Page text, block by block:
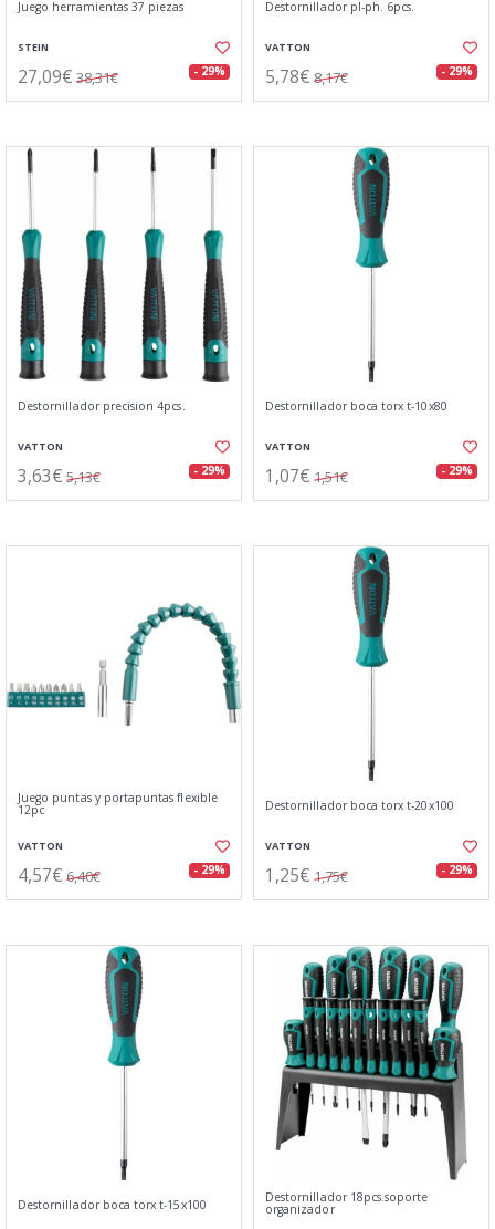
Juego herramientas 37 piezas
STEIN
27,09€ 38,31€ - 29%
Destornillador pl-ph. 6pcs.
VATTON
5,78€ 8,17€ - 29%
Destornillador precision 4pcs.
VATTON
3,63€ 5,13€ - 29%
Destornillador boca torx t-10x80
VATTON
1,07€ 1,51€ - 29%
Juego puntas y portapuntas flexible
12pc
VATTON
4,57€ 6,40€ - 29%
Destornillador boca torx t-20x100
VATTON
1,25€ 1,75€ - 29%
Destornillador boca torx t-15x100 Destornillador 18pcs.soporte
organizador